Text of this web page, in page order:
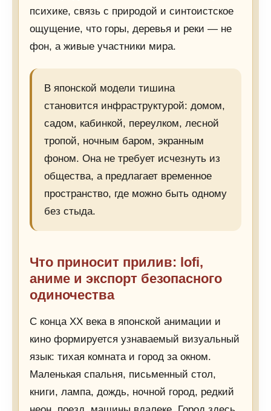
психике, связь с природой и синтоистское
ощущение, что горы, деревья и реки — не
фон, а живые участники мира.
В японской модели тишина
становится инфраструктурой: домом,
садом, кабинкой, переулком, лесной
тропой, ночным баром, экранным
фоном. Она не требует исчезнуть из
общества, а предлагает временное
пространство, где можно быть одному
без стыда.
Что приносит прилив: lofi,
аниме и экспорт безопасного
одиночества
С конца XX века в японской анимации и
кино формируется узнаваемый визуальный
язык: тихая комната и город за окном.
Маленькая спальня, письменный стол,
книги, лампа, дождь, ночной город, редкий